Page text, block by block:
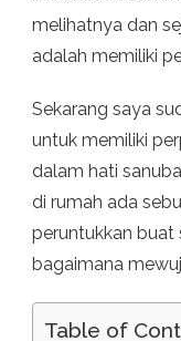
melihatnya dan
adalah memiliki
Sekarang saya
untuk memiliki
dalam hati
di rumah ada
peruntukkan buat
bagaimana
Table of